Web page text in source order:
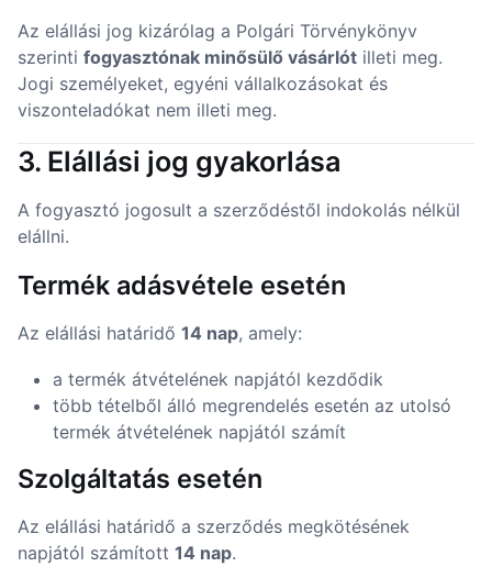
Az elállási jog kizárólag a Polgári Törvénykönyv
szerinti fogyasztónak minősülő vásárlót illeti meg.
Jogi személyeket, egyéni vállalkozásokat és
viszonteladókat nem illeti meg.
3. Elállási jog gyakorlása
A fogyasztó jogosult a szerződéstől indokolás nélkül
elállni.
Termék adásvétele esetén
Az elállási határidő 14 nap, amely:
a termék átvételének napjától kezdődik
több tételből álló megrendelés esetén az utolsó
termék átvételének napjától számít
Szolgáltatás esetén
Az elállási határidő a szerződés megkötésének
napjától számított 14 nap.